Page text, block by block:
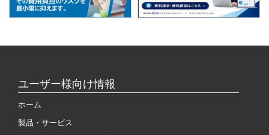
ユーザー様向け情報
ホーム
製品・サービス